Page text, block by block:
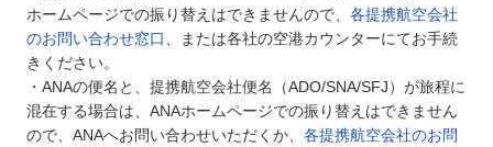
ホームページでの振り替えはできませんので、 各提携航空会社
のお問い合わせ窓口
、または各社の空港カウンターにてお手続
きください。
・ANAの便名と、提携航空会社便名（ADO/SNA/SFJ）が旅程に
混在する場合は、ANAホームページでの振り替えはできません
ので、ANAへお問い合わせいただくか、 各提携航空会社のお問